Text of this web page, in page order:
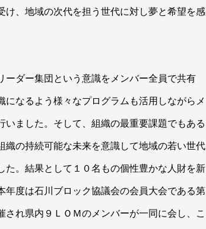
け、地域の次代を担う世代に対し夢と希望を感
ダー集団という意識をメンバー全員で共有
なるよう様々なプログラムも活用しながらメ
ました。そして、組織の最重要課題でもある
の持続可能な未来を意識して地域の若い世代
。結果として１０名もの個性豊かな人財を新
度は石川ブロック協議会の会員大会である第
れ県内９ＬＯＭのメンバーが一同に会し、こ